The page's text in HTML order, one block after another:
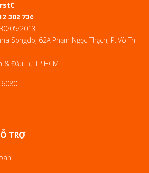
302 736
05/2013
Songdo, 62A Phạm Ngọc Thạch, P. Võ Thị
& Đầu Tư TP.HCM
TRỢ